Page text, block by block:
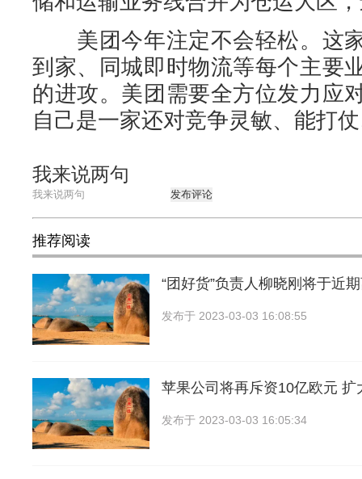
美团今年注定不会轻松。这
到家、同城即时物流等每个主要
的进攻。美团需要全方位发力应
自己是一家还对竞争灵敏、能打
我来说两句
发布评论
推荐阅读
“团好货”负责人柳晓刚将于近
发布于 2023-03-03 16:08:55
苹果公司将再斥资10亿欧元 扩
发布于 2023-03-03 16:05:34